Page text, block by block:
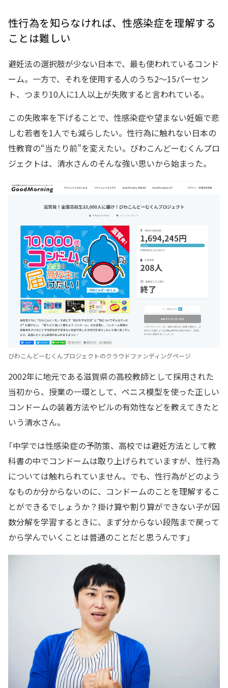
性行為を知らなければ、性感染症を理解する
ことは難しい
避妊法の選択肢が少ない日本で、最も使われているコンド
ーム。一方で、それを使用する人のうち2〜15パーセン
ト、つまり10人に1人以上が失敗すると言われている。
この失敗率を下げることで、性感染症や望まない妊娠で悲
しむ若者を1人でも減らしたい。性行為に触れない日本の
性教育の“当たり前”を変えたい。びわこんどーむくんプロ
ジェクトは、清水さんのそんな強い思いから始まった。
びわこんどーむくんプロジェクトのクラウドファンディングページ
2002年に地元である滋賀県の高校教師として採用された
当初から、授業の一環として、ペニス模型を使った正しい
コンドームの装着方法やピルの有効性などを教えてきたと
いう清水さん。
「中学では性感染症の予防策、高校では避妊方法として教
科書の中でコンドームは取り上げられていますが、性行為
については触れられていません。でも、性行為がどのよう
なものか分からないのに、コンドームのことを理解するこ
とができるでしょうか？掛け算や割り算ができない子が因
数分解を学習するときに、まず分からない段階まで戻って
から学んでいくことは普通のことだと思うんです」